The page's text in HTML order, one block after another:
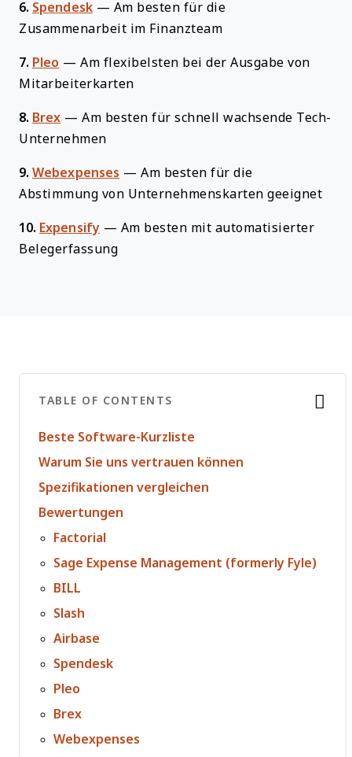
6. Spendesk — Am besten für die
Zusammenarbeit im Finanzteam
7. Pleo —Am flexibelsten bei der Ausgabe von
Mitarbeiterkarten
8. Brex —Am besten für schnell wachsende Tech-
Unternehmen
9. Webexpenses —Am besten für die
Abstimmung von Unternehmenskarten geeignet
10. Expensify — Am besten mit automatisierter
Belegerfassung
TABLE OF CONTENTS
Beste Software-Kurzliste
Warum Sie uns vertrauen können
Spezifikationen vergleichen
Bewertungen
Factorial
Sage Expense Management (formerly Fyle)
BILL
Slash
Airbase
Spendesk
Pleo
Brex
Webexpenses